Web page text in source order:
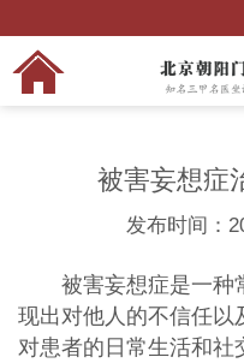
被害妄想症
发布时间：
被害妄想症是一种
现出对他人的不信任以
对患者的日常生活和